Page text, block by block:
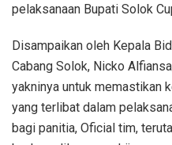
pelaksanaan Bupati Solok
Disampaikan oleh Kepala
Cabang Solok, Nicko
yakninya untuk memastikan
yang terlibat dalam
bagi panitia, Oficial tim,